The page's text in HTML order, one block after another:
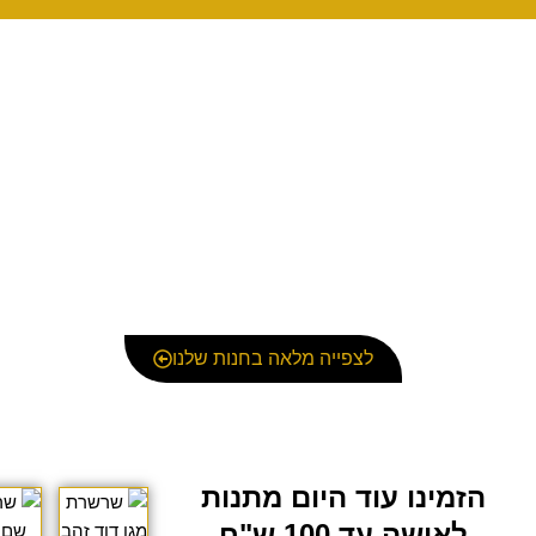
לצפייה מלאה בחנות שלנו
הזמינו עוד היום מתנות
טווח